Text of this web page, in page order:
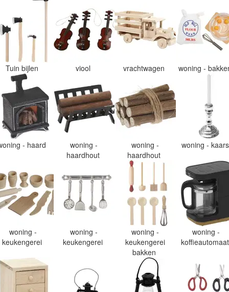
Tuin bijlen viool vrachtwagen woning -
- haard
woning -
haardhout
woning -
haardhout
woning -
woning -
keukengerei
woning -
keukengerei
woning -
keukengerei
bakken
woning -